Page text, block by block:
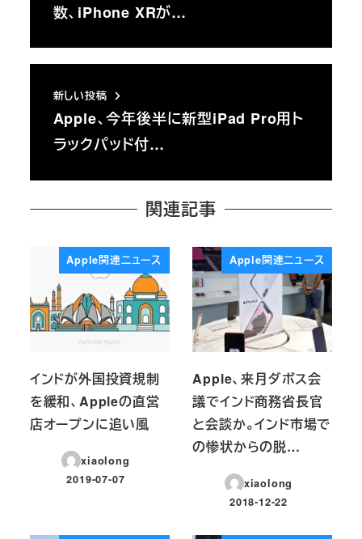
数、iPhone XRが…
新しい投稿
Apple、今年後半に新型iPad Pro用ト
ラックパッド付…
関連記事
Apple関連ニュース
インドが外国投資規制
を緩和、Appleの直営
店オープンに追い風
xiaolong
投稿日
2019-07-07
Apple関連ニュース
Apple、来月ダボス会
議でインド商務省長官
と会談か。インド市場で
の惨状からの脱…
xiaolong
投稿日
2018-12-22